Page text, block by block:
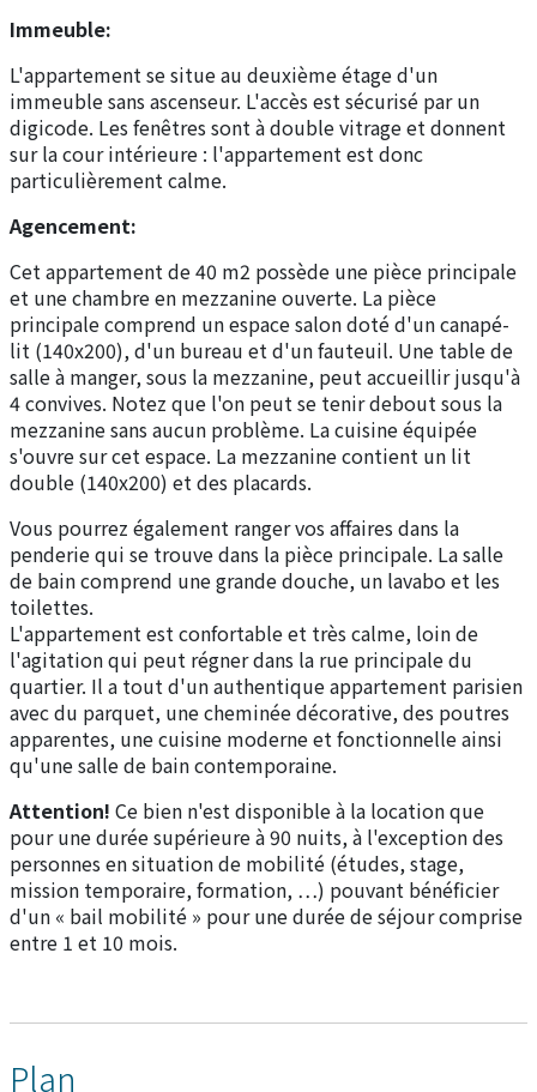
Immeuble:
L'appartement se situe au deuxième étage d'un
immeuble sans ascenseur. L'accès est sécurisé par un
digicode. Les fenêtres sont à double vitrage et donnent
sur la cour intérieure : l'appartement est donc
particulièrement calme.
Agencement:
Cet appartement de 40 m2 possède une pièce principale
et une chambre en mezzanine ouverte. La pièce
principale comprend un espace salon doté d'un canapé-
lit (140x200), d'un bureau et d'un fauteuil. Une table de
salle à manger, sous la mezzanine, peut accueillir jusqu'à
4 convives. Notez que l'on peut se tenir debout sous la
mezzanine sans aucun problème. La cuisine équipée
s'ouvre sur cet espace. La mezzanine contient un lit
double (140x200) et des placards.
Vous pourrez également ranger vos affaires dans la
penderie qui se trouve dans la pièce principale. La salle
de bain comprend une grande douche, un lavabo et les
toilettes.
L'appartement est confortable et très calme, loin de
l'agitation qui peut régner dans la rue principale du
quartier. Il a tout d'un authentique appartement parisien
avec du parquet, une cheminée décorative, des poutres
apparentes, une cuisine moderne et fonctionnelle ainsi
qu'une salle de bain contemporaine.
Attention! Ce bien n'est disponible à la location que
pour une durée supérieure à 90 nuits, à l'exception des
personnes en situation de mobilité (études, stage,
mission temporaire, formation, …) pouvant bénéficier
d'un « bail mobilité » pour une durée de séjour comprise
entre 1 et 10 mois.
Plan